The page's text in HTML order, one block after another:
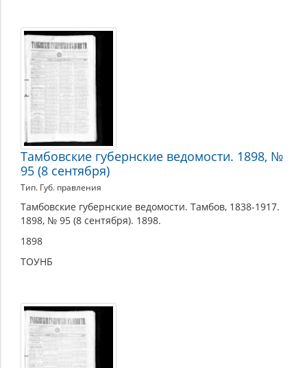
Тамбовские губернские ведомости. 1898, №
95 (8 сентября)
Тип. Губ. правления
Тамбовские губернские ведомости. Тамбов, 1838-1917.
1898, № 95 (8 сентября). 1898.
1898
ТОУНБ